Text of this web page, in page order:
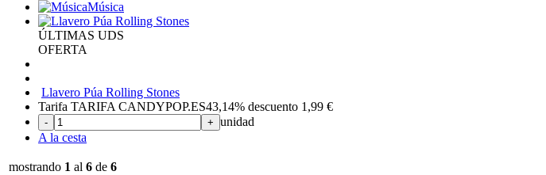
Música
ÚLTIMAS UDS
OFERTA
Llavero Púa Rolling Stones
Tarifa TARIFA CANDYPOP.ES43,14% descuento 1,99 €
- + unidad
A la cesta
mostrando 1 al 6 de 6